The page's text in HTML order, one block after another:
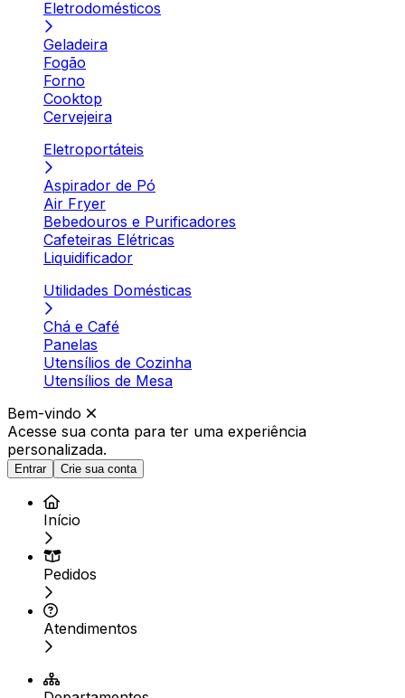
Eletrodomésticos
Geladeira
Fogão
Forno
Cooktop
Cervejeira
Eletroportáteis
Aspirador de Pó
Air Fryer
Bebedouros e Purificadores
Cafeteiras Elétricas
Liquidificador
Utilidades Domésticas
Chá e Café
Panelas
Utensílios de Cozinha
Utensílios de Mesa
Bem-vindo
Acesse sua conta para ter uma experiência
personalizada.
Entrar Crie sua conta
Início
Pedidos
Atendimentos